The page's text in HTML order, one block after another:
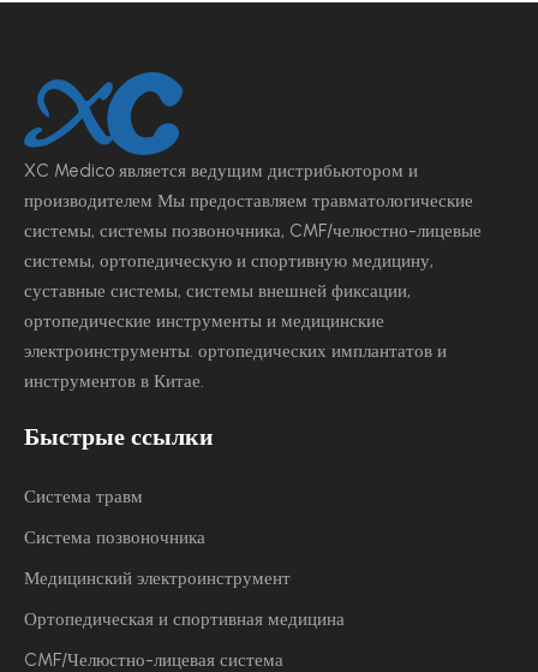
XC Medico является ведущим дистрибьютором и
производителем Мы предоставляем травматологические
системы, системы позвоночника, CMF/челюстно-лицевые
системы, ортопедическую и спортивную медицину,
суставные системы, системы внешней фиксации,
ортопедические инструменты и медицинские
электроинструменты. ортопедических имплантатов и
инструментов в Китае.
Быстрые ссылки
Система травм
Система позвоночника
Медицинский электроинструмент
Ортопедическая и спортивная медицина
CMF/Челюстно-лицевая система